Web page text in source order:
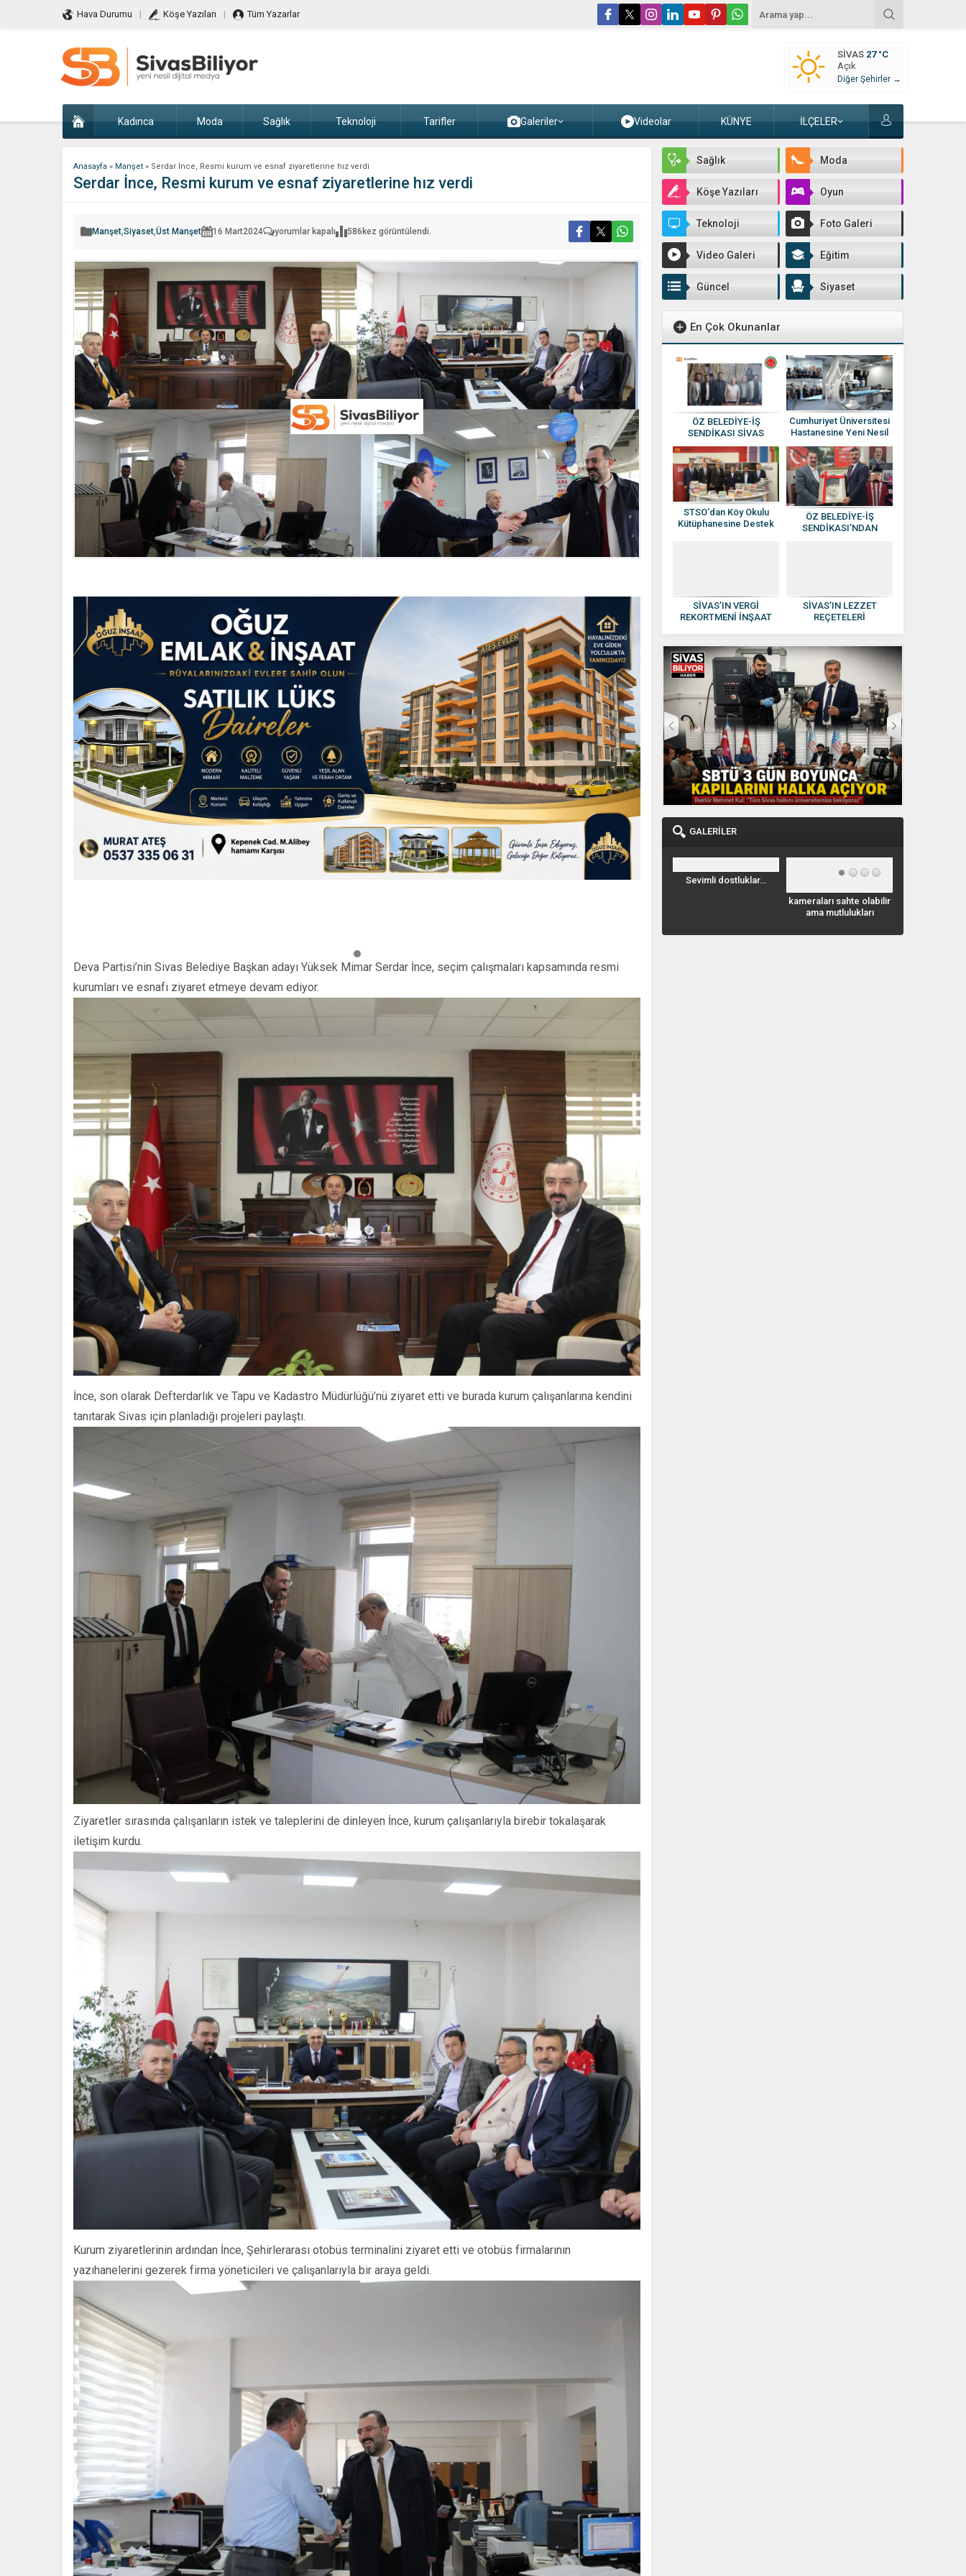
Hava Durumu Köşe Yazıları Tüm Yazarlar
SIVAS 27 °C
Açık
Diğer Şehirler →
Kadınca Moda Sağlık Teknoloji Tarifler Galeriler Videolar KÜNYE İLÇELER
Anasayfa » Manşet » Serdar İnce, Resmi kurum ve esnaf ziyaretlerine hız verdi
Serdar İnce, Resmi kurum ve esnaf ziyaretlerine hız verdi
Manşet,Siyaset,Üst Manşet 16 Mart2024
Serdar
kurum
esnaf
ziyaretlerine
hız
verdi
için
yorumlar kapalı 586 kez görüntülendi.
Deva Partisi’nin Sivas Belediye Başkan adayı Yüksek Mimar Serdar İnce, seçim çalışmaları kapsamında resmi
kurumları ve esnafı ziyaret etmeye devam ediyor.
İnce, son olarak Defterdarlık ve Tapu ve Kadastro Müdürlüğü’nü ziyaret etti ve burada kurum çalışanlarına kendini
tanıtarak Sivas için planladığı projeleri paylaştı.
Ziyaretler sırasında çalışanların istek ve taleplerini de dinleyen İnce, kurum çalışanlarıyla birebir tokalaşarak
iletişim kurdu.
Kurum ziyaretlerinin ardından İnce, Şehirlerarası otobüs terminalini ziyaret etti ve otobüs firmalarının
yazıhanelerini gezerek firma yöneticileri ve çalışanlarıyla bir araya geldi.
Sağlık Moda
Köşe Yazıları Oyun
Teknoloji Foto Galeri
Video Galeri Eğitim
Güncel Siyaset
En Çok Okunanlar
ÖZ BELEDİYE-İŞ
SENDİKASI SİVAS
YÖNETİMİNE ATAMA
YAPILDI
Cumhuriyet Üniversitesi
Hastanesine Yeni Nesil
Anjiyografi Cihazı
STSO’dan Köy Okulu
Kütüphanesine Destek
ÖZ BELEDİYE-İŞ
SENDİKASI’NDAN
SİVAS’IN VERGİ
REKORTMENİ İNŞAAT
ADI OLDU
SİVAS’IN LEZZET
REÇETELERİ
KAZANDIRILIYOR
GALERİLER
Sevimli dostluklar…
Geyik Leoparla
savaşıyor. videoyu izle